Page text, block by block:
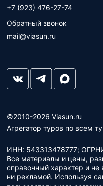
©2010-2026 Viasun.ru
Агрегатор туров по всем
ИНН: 543313478777;
Все материалы и цены,
справочный характер и не
ни рекламой. Используя
+7 (923) 476-27-74
Обратный звонок
mail@viasun.ru